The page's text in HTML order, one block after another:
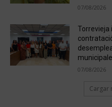
07/08/2026
Torrevieja
07/08/2026
Cargar